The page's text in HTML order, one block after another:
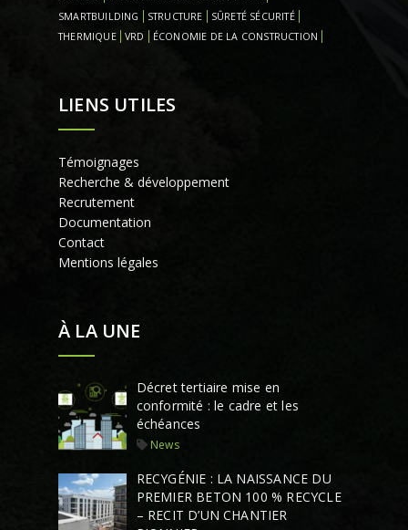
SMARTBUILDING
STRUCTURE
SÛRETÉ SÉCURITÉ
THERMIQUE
VRD ÉCONOMIE DE LA CONSTRUCTION
LIENS UTILES
Témoignages
Recherche & développement
Recrutement
Documentation
Contact
Mentions légales
À LA UNE
Décret tertiaire mise en
conformité : le cadre et les
échéances
News
RECYGÉNIE : LA NAISSANCE DU
PREMIER BETON 100 % RECYCLE
– RECIT D’UN CHANTIER